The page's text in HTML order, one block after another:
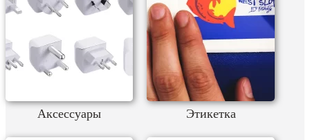
Аксессуары Этикетка